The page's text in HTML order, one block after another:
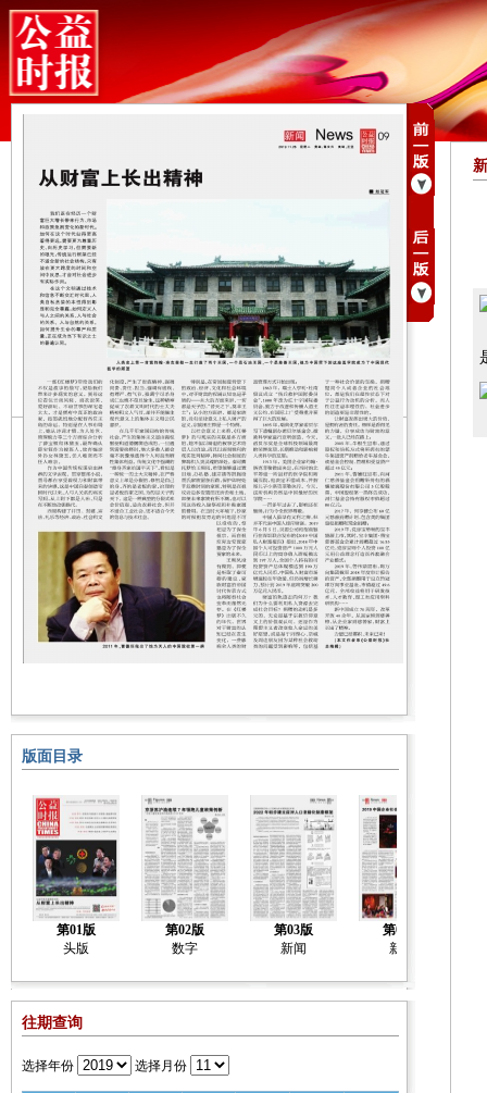
版面目录
第01版
头版
第02版
数字
第03版
新闻
第04版
新闻
往期查询
选择年份 选择月份